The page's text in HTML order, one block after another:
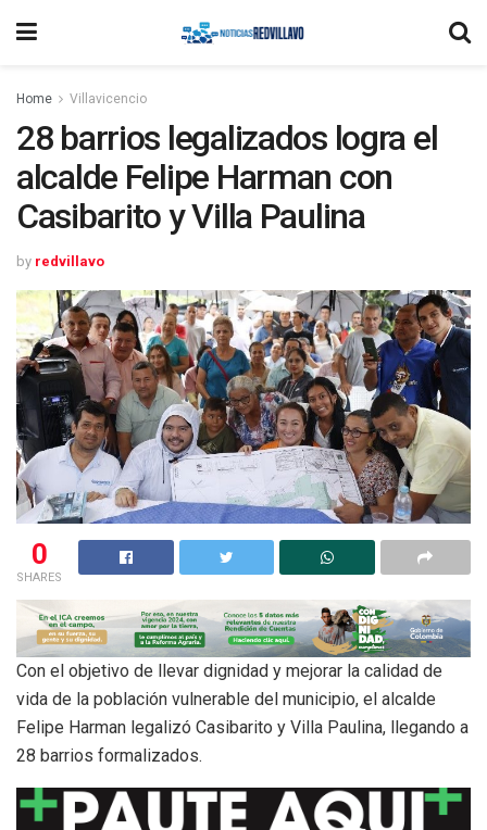
Home Villavicencio
28 barrios legalizados logra el
alcalde Felipe Harman con
Casibarito y Villa Paulina
by redvillavo
0
SHARES
Con el objetivo de llevar dignidad y mejorar la calidad de
vida de la población vulnerable del municipio, el alcalde
Felipe Harman legalizó Casibarito y Villa Paulina, llegando a
28 barrios formalizados.